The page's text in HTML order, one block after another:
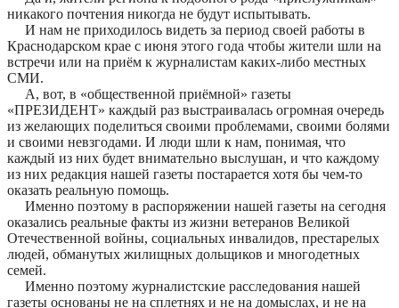
никакого почтения никогда не будут испытывать.
И нам не приходилось видеть за период своей работы в
Краснодарском крае с июня этого года чтобы жители шли на
встречи или на приём к журналистам каких-либо местных
СМИ.
А, вот, в «общественной приёмной» газеты
«ПРЕЗИДЕНТ» каждый раз выстраивалась огромная очередь
из желающих поделиться своими проблемами, своими болями
и своими невзгодами. И люди шли к нам, понимая, что
каждый из них будет внимательно выслушан, и что каждому
из них редакция нашей газеты постарается хотя бы чем-то
оказать реальную помощь.
Именно поэтому в распоряжении нашей газеты на сегодня
оказались реальные факты из жизни ветеранов Великой
Отечественной войны, социальных инвалидов, престарелых
людей, обманутых жилищных дольщиков и многодетных
семей.
Именно поэтому журналистские расследования нашей
газеты основаны не на сплетнях и не на домыслах, и не на